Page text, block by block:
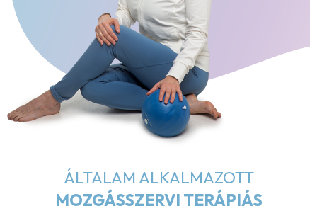
ÁLTALAM ALKALMAZOTT
MOZGÁSSZERVI TERÁPIÁS